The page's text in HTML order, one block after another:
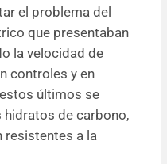
el problema del
que presentaban
la velocidad de
controles y en
últimos se
de carbono,
resistentes a la